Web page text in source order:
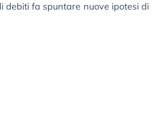
debiti fa spuntare nuove ipotesi di